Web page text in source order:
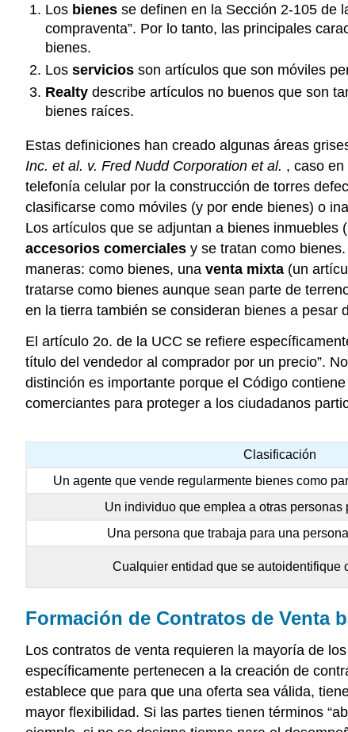
Los bienesse definen en la Sección 2-105 de
compraventa”. Por lo tanto, las principales
bienes.
Los serviciosson artículos que son móviles
Realtydescribe artículos no buenos que son
bienes raíces.
Estas definiciones han creado algunas áreas
Inc. et al. v. Fred Nudd Corporation et al. , caso
telefonía celular por la construcción de torres
clasificarse como móviles (y por ende bienes) o
Los artículos que se adjuntan a bienes
accesorios comerciales y se tratan como
maneras: como bienes, una venta mixta (un
tratarse como bienes aunque sean parte de
en la tierra también se consideran bienes a pesar
El artículo 2o. de la UCC se refiere
título del vendedor al comprador por un precio”.
distinción es importante porque el Código
comerciantes para proteger a los ciudadanos
Clasificación
Un agente que vende regularmente bienes como
Un individuo que emplea a otras personas
Una persona que trabaja para una
Cualquier entidad que se autoidentifique
Formación de Contratos de Venta
Los contratos de venta requieren la mayoría de
específicamente pertenecen a la creación de
establece que para que una oferta sea válida,
mayor flexibilidad. Si las partes tienen términos